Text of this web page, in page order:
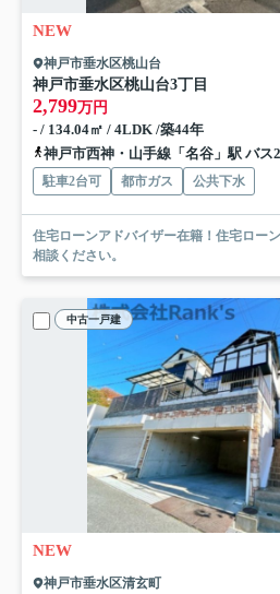
NEW
神戸市垂水区桃山台
神戸市垂水区桃山台3丁目
2,799万円
- / 134.04㎡ / 4LDK /築44年
神戸市西神・山手線「名谷」駅 バス20分 神戸
駐車2台可 都市ガス 公共下水
住宅ローンアドバイザー在籍！住宅ロー
相談ください。
中古一戸建
NEW
神戸市垂水区清玄町